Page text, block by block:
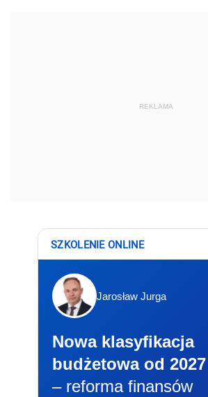
REKLAMA
SZKOLENIE ONLINE
Jarosław Jurga
Nowa klasyfikacja
budżetowa od
– reforma finansów